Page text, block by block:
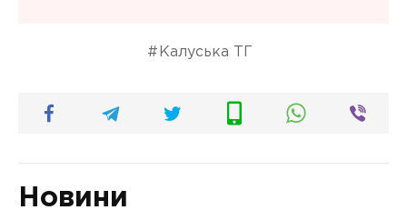
Калуська ТГ
Новини